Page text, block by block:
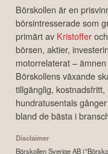
Börskollen är en
börsintresserade som
primärt av Kristofferoch
börsen, aktier,
motorrelaterat –
Börskollens växande
tillgänglig,
hundratusentals
bland de bästa i
Disclaimer
Börskollen Sverige AB